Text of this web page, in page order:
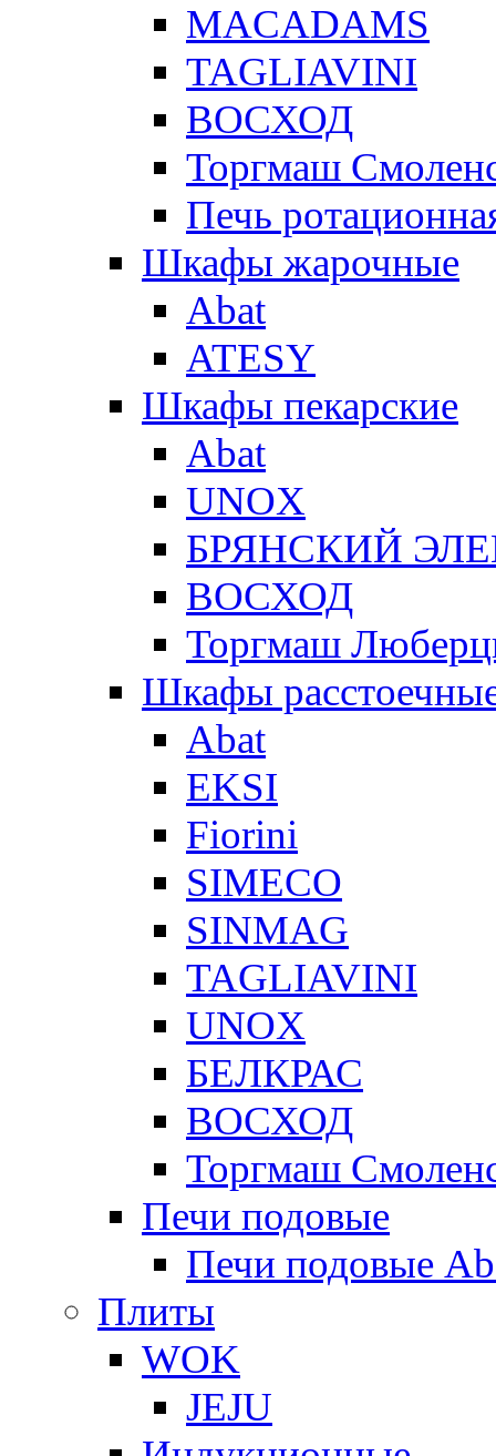
MACADAMS
TAGLIAVINI
ВОСХОД
Торгмаш
Печь
Шкафы жарочные
Abat
ATESY
Шкафы пекарские
Abat
UNOX
БРЯНСКИЙ
ВОСХОД
Торгмаш
Шкафы
Abat
EKSI
Fiorini
SIMECO
SINMAG
TAGLIAVINI
UNOX
БЕЛКРАС
ВОСХОД
Торгмаш
Печи подовые
Печи подовые
Плиты
WOK
JEJU